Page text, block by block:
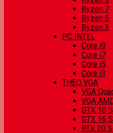
Ryzen 7
Ryzen 5
Ryzen 3
PC INTEL
Core i9
Core i7
Core i5
Core i3
THEO VGA
VGA
VGA
GTX 10
GTX 16
RTX 20